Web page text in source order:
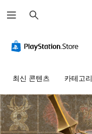
색
최신 콘텐츠 카테고리